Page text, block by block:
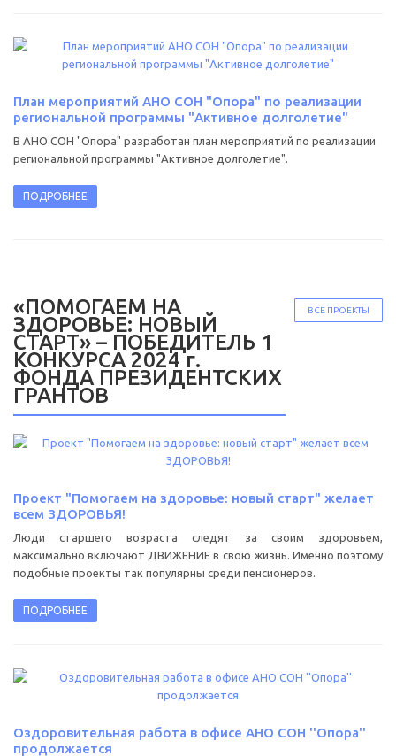
План мероприятий АНО СОН "Опора" по реализации
региональной программы "Активное долголетие"
В АНО СОН "Опора" разработан план мероприятий по реализации
региональной программы "Активное долголетие".
ПОДРОБНЕЕ
ВСЕ ПРОЕКТЫ
«ПОМОГАЕМ НА
ЗДОРОВЬЕ: НОВЫЙ
СТАРТ» – ПОБЕДИТЕЛЬ 1
КОНКУРСА 2024 г.
ФОНДА ПРЕЗИДЕНТСКИХ
ГРАНТОВ
Проект "Помогаем на здоровье: новый старт" желает
всем ЗДОРОВЬЯ!
Люди старшего возраста следят за своим здоровьем,
максимально включают ДВИЖЕНИЕ в свою жизнь. Именно поэтому
подобные проекты так популярны среди пенсионеров.
ПОДРОБНЕЕ
Оздоровительная работа в офисе АНО СОН ''Опора''
продолжается